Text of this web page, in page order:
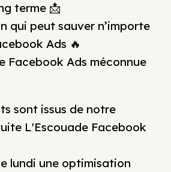
terme 📩
qui peut sauver n’importe
Ads 🔥
Facebook Ads méconnue
sont issus de notre
L'Escouade Facebook
lundi une optimisation